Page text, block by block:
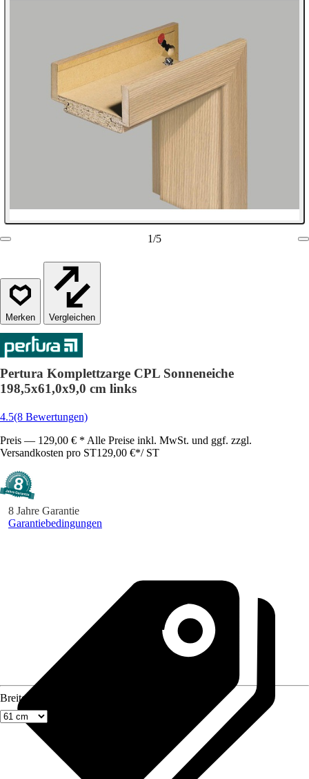
1/5
Vergleichen
Pertura Komplettzarge CPL Sonneneiche
198,5x61,0x9,0 cm links
4.5(8 Bewertungen)
Preis — 129,00 € * Alle Preise inkl. MwSt. und ggf. zzgl.
Versandkosten pro ST129,00 €*/ ST
8 Jahre Garantie
Garantiebedingungen
Breite